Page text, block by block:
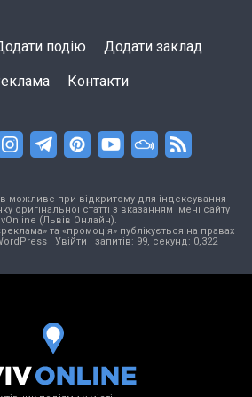
подію Додати заклад
Контакти
можливе при відкритому для індексування
оригінальної статті з вказанням імені сайту
(Львів Онлайн).
та «промоція» публікується на правах
| Увійти | запитів: 99, секунд: 0,322